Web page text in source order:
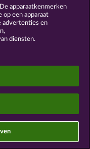
geen enkele
succes in het
GmbH
apparaatkenmerken
een apparaat
advertenties en
diensten.